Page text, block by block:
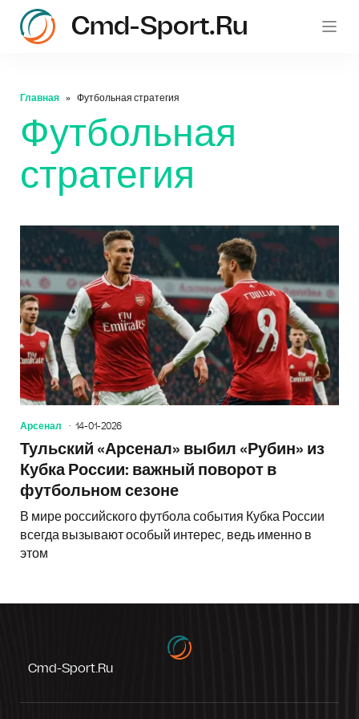
Cmd-Sport.ru
Главная Футбольная стратегия
Футбольная
стратегия
Арсенал 14-01-2026
Тульский «Арсенал» выбил «Рубин» из
Кубка России: важный поворот в
футбольном сезоне
В мире российского футбола события Кубка России
всегда вызывают особый интерес, ведь именно в
этом
Cmd-Sport.ru